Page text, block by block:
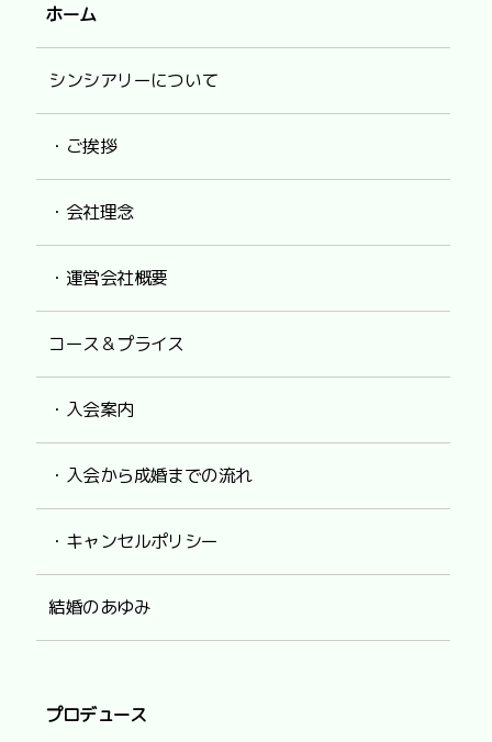
ホーム
シンシアリーについて
・ご挨拶
・会社理念
・運営会社概要
コース＆プライス
・入会案内
・入会から成婚までの流れ
・キャンセルポリシー
結婚のあゆみ
プロデュース